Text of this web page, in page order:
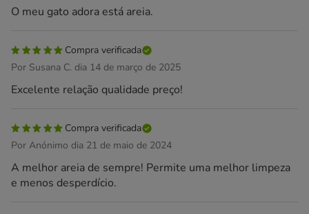
O meu gato adora está areia.
Compra verificada
Por Susana C. dia 14 de março de 2025
Excelente relação qualidade preço!
Compra verificada
Por Anónimo dia 21 de maio de 2024
A melhor areia de sempre! Permite uma melhor limpeza
e menos desperdício.